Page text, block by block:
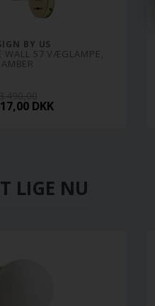
BY US
WALL 57 VÆGLAMPE,
AMBER
DKK
LIGE NU